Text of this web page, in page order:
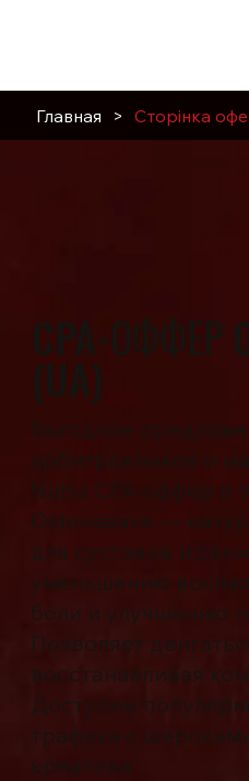
Главная > Сторінка
CPA-ОФФЕР
(UA)
Выгодное
арбитражников и
Nutra CPA-оффер в
Osteoseave —
для суставов и
уменьшению
боли и улучшению
Позволяет
восстанавливая
Доступны
трафика с
креатива.